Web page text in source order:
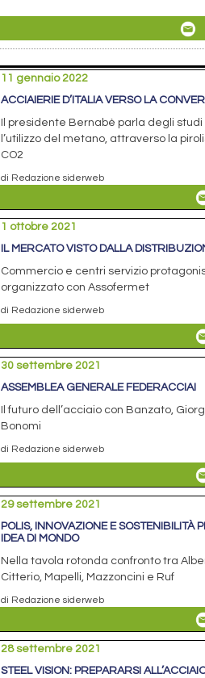
11 gennaio 2022
ACCIAIERIE D’ITALIA VERSO LA
Il presidente Bernabè parla degli studi
l’utilizzo del metano, attraverso la
CO2
di Redazione siderweb
1 ottobre 2021
IL MERCATO VISTO DALLA
Commercio e centri servizio
organizzato con Assofermet
di Redazione siderweb
30 settembre 2021
ASSEMBLEA GENERALE FEDERACCIAI
Il futuro dell’acciaio con Banzato,
Bonomi
di Redazione siderweb
29 settembre 2021
POLIS, INNOVAZIONE E SOSTENIBILITÀ
IDEA DI MONDO
Nella tavola rotonda confronto tra
Citterio, Mapelli, Mazzoncini e Ruf
di Redazione siderweb
28 settembre 2021
STEEL VISION: PREPARARSI